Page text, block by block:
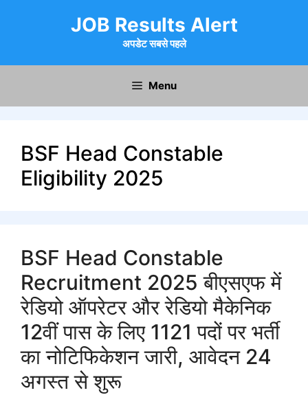
JOB Results Alert
अपडेट सबसे पहले
Menu
BSF Head Constable
Eligibility 2025
BSF Head Constable
Recruitment 2025 बीएसएफ में
रेडियो ऑपरेटर और रेडियो मैकेनिक
12वीं पास के लिए 1121 पदों पर भर्ती
का नोटिफिकेशन जारी, आवेदन 24
अगस्त से शुरू